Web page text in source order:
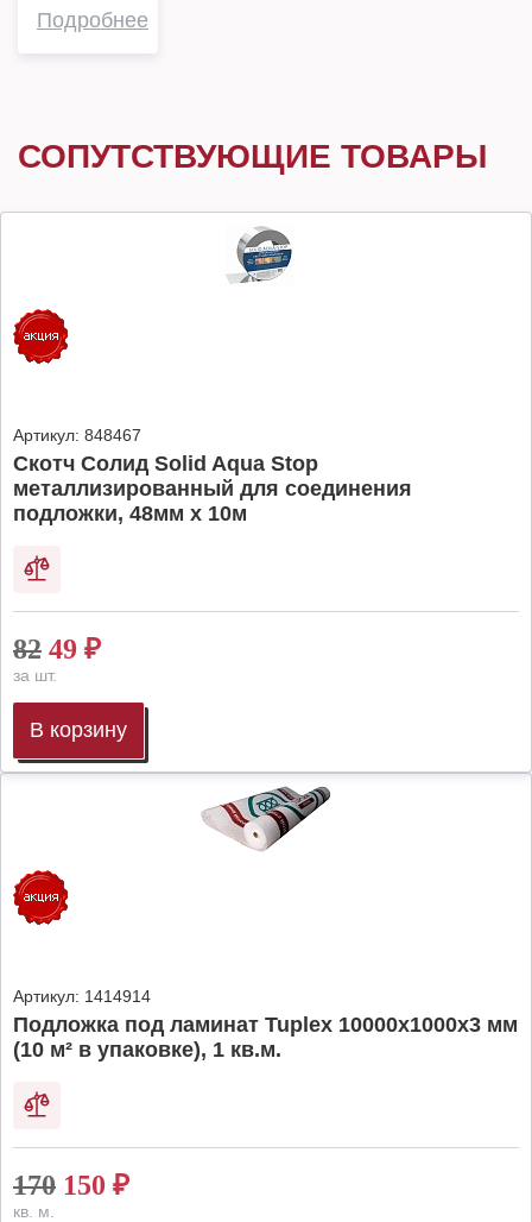
Подробнее
СОПУТСТВУЮЩИЕ ТОВАРЫ
Артикул: 848467
Скотч Солид Solid Aqua Stop
металлизированный для соединения
подложки, 48мм х 10м
82 49 ₽
за шт.
В корзину
Артикул: 1414914
Подложка под ламинат Tuplex 10000x1000x3 мм
(10 м² в упаковке), 1 кв.м.
170 150 ₽
кв. м.